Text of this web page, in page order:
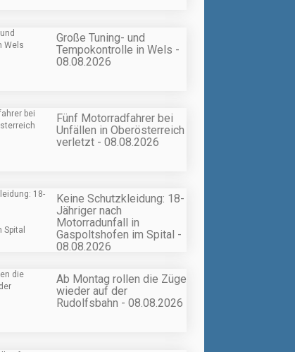
Große Tuning- und
Tempokontrolle in Wels -
08.08.2026
Fünf Motorradfahrer bei
Unfällen in Oberösterreich
verletzt - 08.08.2026
Keine Schutzkleidung: 18-
Jähriger nach
Motorradunfall in
Gaspoltshofen im Spital -
08.08.2026
Ab Montag rollen die Züge
wieder auf der
Rudolfsbahn - 08.08.2026